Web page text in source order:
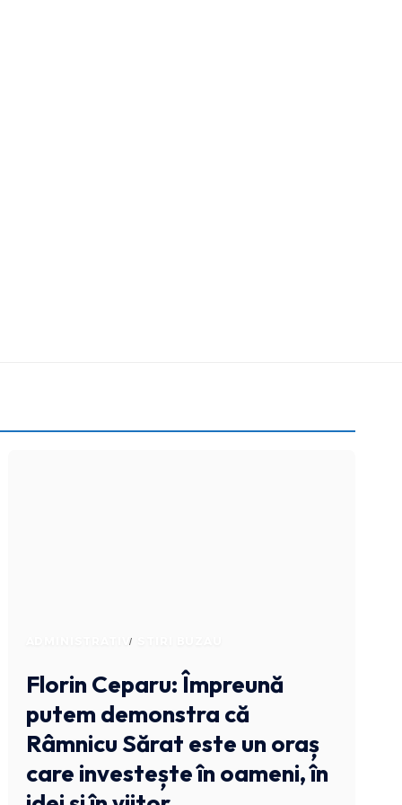
ADMINISTRATIV
Florin Ceparu: Împreună
putem demonstra că
Râmnicu Sărat este un oraș
care investește în oameni, în